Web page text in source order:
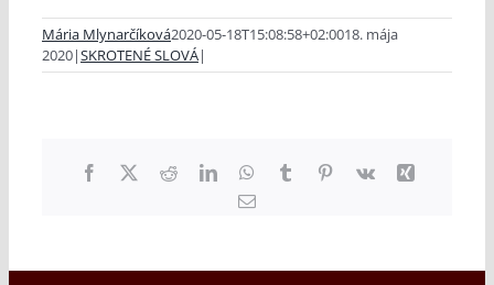
Mária Mlynarčíková2020-05-18T15:08:58+02:0018. mája
2020|SKROTENÉ SLOVÁ|
Facebook
X RedditLinkedInWhatsApp
TumblrPinterest
Vk
Xing
Email